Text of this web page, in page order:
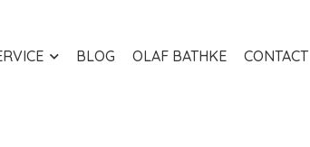
BLOG OLAF BATHKE CONTACT